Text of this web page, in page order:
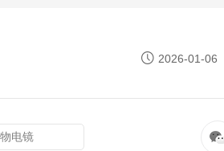
2026-01-06
电镜